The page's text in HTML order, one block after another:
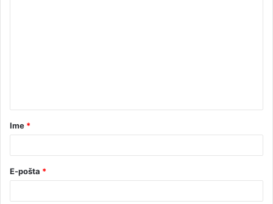
Ime *
E-pošta *